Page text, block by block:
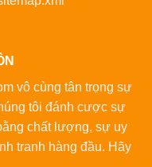
vô cùng tân trọng sự
tôi đánh cược sự
chất lượng, sự uy
tranh hàng đầu. Hãy